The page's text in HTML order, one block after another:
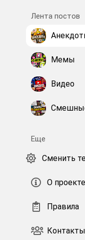
Лента постов
Мемы
Видео
Еще
Сменить
О проекте
Правила
Контакты